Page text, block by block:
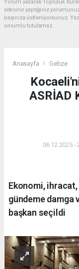
Yorum yazarak Topluluk
sitesine yaptığınız
başınıza üstleniyorsunuz.
sorumlu tutulamaz.
Anasayfa Gebze
ASRİAD
06.12.2025 -
Ekonomi,
gündeme damga
başkan seçildi